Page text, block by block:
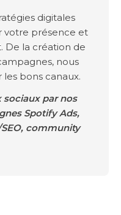
digitales
votre présence et
De la création de
nous
les bons canaux.
sociaux par nos
Spotify Ads,
community